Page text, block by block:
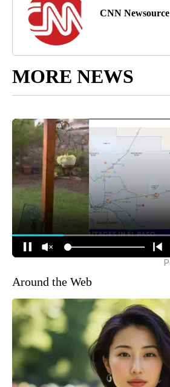
CNN Newsource
MORE NEWS
Around the Web